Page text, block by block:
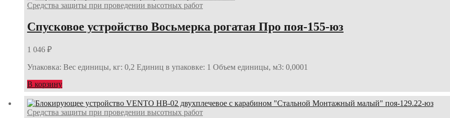
Средства защиты при проведении высотных работ
Спусковое устройство Восьмерка рогатая Про поя-155-юз
1 046 ₽
Упаковка: Вес единицы, кг: 0,2 Единиц в упаковке: 1 Объем единицы, м3: 0,0001
В корзину
Средства защиты при проведении высотных работ